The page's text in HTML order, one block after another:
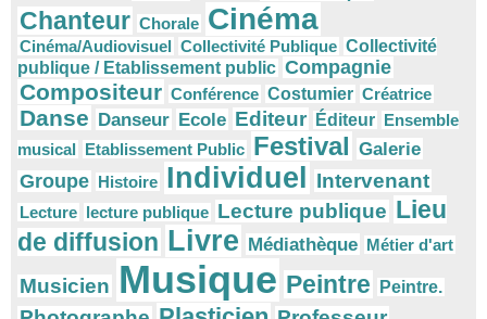
Chanteur Chorale Cinéma
Cinéma/Audiovisuel Collectivité Publique Collectivité
publique / Etablissement public Compagnie
Compositeur Conférence Costumier Créatrice
Danse Danseur Ecole Editeur Éditeur Ensemble
musical Etablissement Public Festival Galerie
Groupe Histoire Individuel Intervenant
Lecture lecture publique Lecture publique Lieu
de diffusion Livre Médiathèque Métier d'art
Musicien Musique Peintre Peintre.